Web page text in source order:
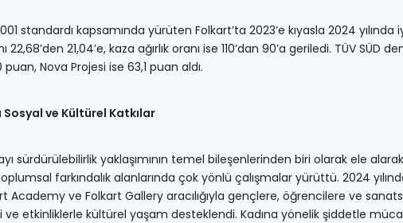
standardı kapsamında yürüten Folkart’ta 2023’e kıyasla 2024 yılında
22,68’den 21,04’e, kaza ağırlık oranı ise 110’dan 90’a geriledi. TÜV SÜD
Nova Projesi ise 63,1 puan aldı.
ve Kültürel Katkılar
sürdürülebilirlik yaklaşımının temel bileşenlerinden biri olarak ele
farkındalık alanlarında çok yönlü çalışmalar yürüttü. 2024
Academy ve Folkart Gallery aracılığıyla gençlere, öğrencilere ve
ve etkinliklerle kültürel yaşam desteklendi. Kadına yönelik şiddetle